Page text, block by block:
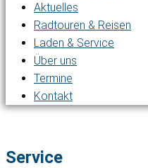
Aktuelles
Radtouren & Reisen
Laden & Service
Über uns
Termine
Kontakt
Service